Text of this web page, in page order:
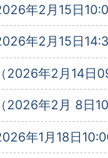
年2月15日
年2月15日
2026年2月14日
2026年2月 8日
年1月18日